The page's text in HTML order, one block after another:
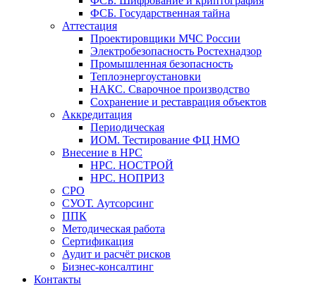
ФСБ. Государственная тайна
Аттестация
Проектировщики МЧС России
Электробезопасность Ростехнадзор
Промышленная безопасность
Теплоэнергоустановки
НАКС. Сварочное производство
Сохранение и реставрация объектов
Аккредитация
Периодическая
ИОМ. Тестирование ФЦ НМО
Внесение в НРС
НРС. НОСТРОЙ
НРС. НОПРИЗ
СРО
СУОТ. Аутсорсинг
ППК
Методическая работа
Сертификация
Аудит и расчёт рисков
Бизнес-консалтинг
Контакты